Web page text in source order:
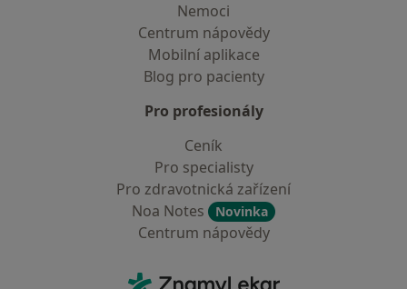
Nemoci
Centrum nápovědy
Mobilní aplikace
Blog pro pacienty
Pro profesionály
Ceník
Pro specialisty
Pro zdravotnická zařízení
Noa Notes
Novinka
Centrum nápovědy
ZnamyLekar - Hlavní stránka